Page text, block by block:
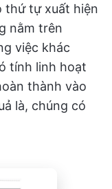
thứ tự xuất hiện
nằm trên
việc khác
tính linh hoạt
thành vào
là, chúng có